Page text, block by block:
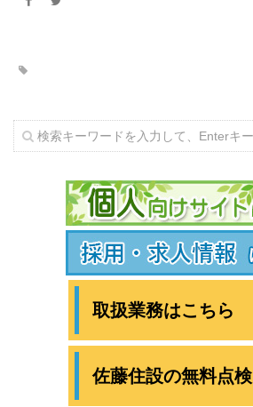
取扱業務はこちら
佐藤住設の無料点検